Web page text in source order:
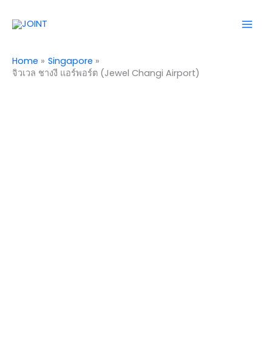
Home
Singapore
จิวเวล ชางงี แอร์พอร์ต (Jewel Changi Airport)